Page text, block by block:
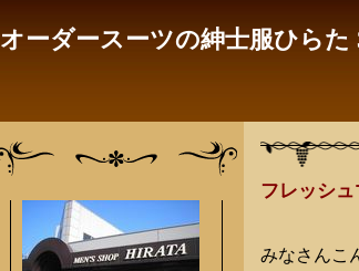
オーダースーツの紳士服ひら
フレッシ
みなさんこ